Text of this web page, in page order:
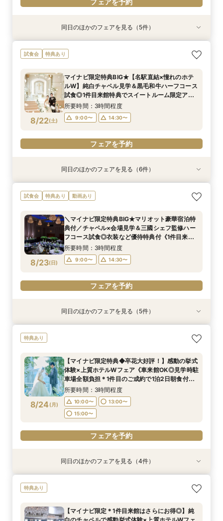
フェアを予約
8/21(金)
【マイナビ限定特典◆卒花大好評！】感動の挙式
体験×上質ホテルWフェア《車来館OK◎見学時駐
ネムーン宿泊》
所要時間：3時間程度
10:00〜
13:00〜
15:00〜
8/21(金)
上質ホテルで叶える◆フォトウェディング相談会
◆会食付も相談◎
11:00〜
13:00〜
15:00〜
フェアを予約
8/21(金)
新郎新婦のみもOK◆挙式のみ開催の方向け相談
会◆会食付も◎
11:00〜
13:00〜
15:00〜
フェアを予約
8/21(金)
◆高層階*絶景ウェディング◆館内神前式×*和婚
*体験フェア
10:00〜
13:00〜
15:00〜
フェアを予約
8/21(金)
◆はじめての見学◆マリオット堪能×クイック
ウェディング相談会
10:00〜
13:00〜
15:00〜
フェアを予約
同日のほかのフェアを見る（5件）
試食会 特典あり
8/22(土)
マイナビ限定特典BIG★【名駅直結×憧れのホテ
ルW】純白チャペル見学＆黒毛和牛ハーフコース
試食◎1件目来館特典でスイートルーム限定アメ
ニティセットプレゼント★〈衣装＆デラックス
ルーム宿泊特典付〉
所要時間：3時間程度
9:00〜 14:30〜
フェアを予約
特典あり 動画あり
8/22(土)
＼マイナビ限定特典BIG★マリオット豪華宿泊特
典付／チャペル×会場見学＆三國シェフ監修ハー
特典で大人気ブランド「ミラーハリス」のバス
セットをプレゼント★》
所要時間：3時間程度
9:00〜 14:30〜
フェアを予約
8/22(土)
◆はじめての見学◆気軽にウェディング相談◎ク
イックフェア
9:00〜 14:30〜
フェアを予約
特典あり
8/22(土)
◆豪華ミクニ試食付◆館内神前式×伝統*和婚*体
験フェア
9:00〜 14:30〜
フェアを予約
特典あり
8/22(土)
【家族・少人数フェア】こだわりの料理×会話を
楽しむ結婚式
9:00〜 14:30〜
フェアを予約
特典あり
8/22(土)
【花嫁人気*】5つ星ホテル婚を体感◆選べる挙
式×美食フレンチ試食×宿泊特典付
9:00〜 14:30〜
フェアを予約
8/22(土)
新郎新婦のみもOK◆挙式のみ開催の方向け相談
会◆会食付も◎
11:00〜
13:00〜
15:00〜
フェアを予約
同日のほかのフェアを見る（6件）
試食会 特典あり 動画あり
8/23(日)
＼マイナビ限定特典BIG★マリオット豪華宿泊特
典付／チャペル×会場見学＆三國シェフ監修ハー
フコース試食◎衣装など優待特典付《1件目来館
特典で大人気ブランド「ミラーハリス」のバス
セットをプレゼント★》
所要時間：3時間程度
9:00〜 14:30〜
フェアを予約
特典あり
8/23( 日 )
【上質体験】ホテルW花嫁体験◆名駅直結パノラ
9:00〜 14:30〜
フェアを予約
8/23( 日 )
◆はじめての見学◆気軽にウェディング相談◎ク
9:00〜 14:30〜
フェアを予約
特典あり
8/23( 日 )
◆豪華ミクニ試食付◆館内神前式×伝統*和婚*体
9:00〜 14:30〜
フェアを予約
特典あり
8/23( 日 )
【家族・少人数フェア】こだわりの料理×会話を
9:00〜 14:30〜
フェアを予約
8/23( 日 )
上質ホテルで叶える◆フォトウェディング相談会
11:00〜
13:00〜
15:00〜
フェアを予約
同日のほかのフェアを見る（5件）
特典あり
8/24 (月)
【マイナビ限定特典◆卒花大好評！】感動の挙式
体験×上質ホテルWフェア《車来館OK◎見学時駐
車場全額負担＊1件目のご成約で1泊2日朝食付ハ
ネムーン宿泊》
所要時間：3時間程度
10:00〜
13:00〜
15:00〜
フェアを予約
上質ホテルで叶える◆フォトウェディング相談会
11:00〜
13:00〜
新郎新婦のみもOK◆挙式のみ開催の方向け相談
11:00〜
13:00〜
◆高層階*絶景ウェディング◆館内神前式×*和婚
10:00〜
13:00〜
10:00〜
13:00〜
同日のほかのフェアを見る（4件）
特典あり
【マイナビ限定＊1件目来館はさらにお得◎】純